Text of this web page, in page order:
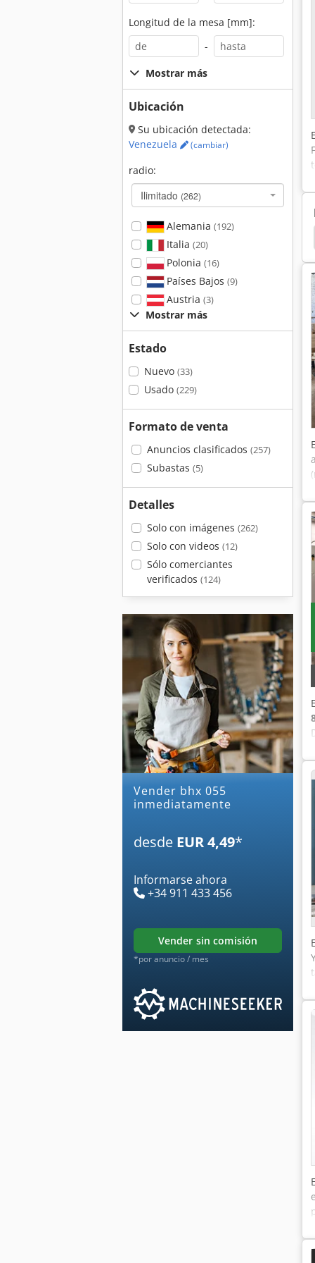
Longitud de la mesa [mm]:
-
Mostrar más
Ubicación
Su ubicación detectada:
Venezuela
(cambiar)
radio:
Ilimitado (262)
Alemania (192)
Italia (20)
Polonia (16)
Países Bajos (9)
Austria (3)
Mostrar más
Estado
Nuevo (33)
Usado (229)
Formato de venta
Anuncios clasificados (257)
Subastas (5)
Detalles
Solo con imágenes (262)
Solo con videos (12)
Sólo comerciantes
verificados (124)
Vender bhx 055
inmediatamente
desde EUR 4,49*
Informarse ahora
+34 911 433 456
vender sin comisión
*por anuncio / mes
Centro De Mecanizado Horizontal Cnc